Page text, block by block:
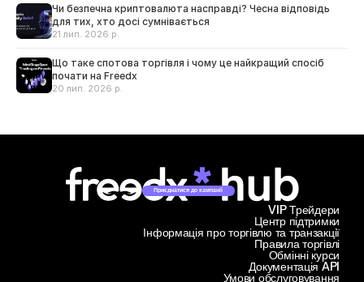
Чи безпечна криптовалюта насправді? Чесна відповідь
для тих, хто досі сумнівається
21 лип. 2026 р.
Що таке спотова торгівля і чому це найкращий спосіб
почати на Freedx
20 лип. 2026 р.
Приєднатися до кампанії
Центр підтримки
Інформація про торгівлю та транзакції
VIP Трейдери
Правила торгівлі
Обмінні курси
Документація API
Умови обслуговування